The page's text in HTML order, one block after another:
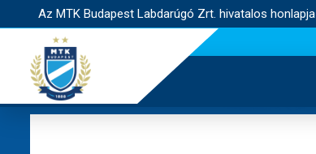
Az MTK Budapest Labdarúgó Zrt. hivatalos honlapja